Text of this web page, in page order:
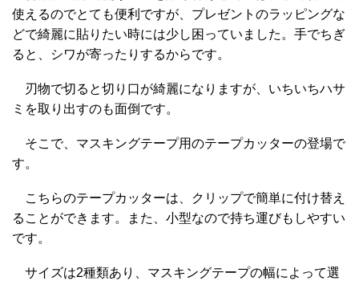
使えるのでとても便利ですが、プレゼントのラッピングな
どで綺麗に貼りたい時には少し困っていました。手でちぎ
ると、シワが寄ったりするからです。
刃物で切ると切り口が綺麗になりますが、いちいちハサ
ミを取り出すのも面倒です。
そこで、マスキングテープ用のテープカッターの登場で
す。
こちらのテープカッターは、クリップで簡単に付け替え
ることができます。また、小型なので持ち運びもしやすい
です。
サイズは2種類あり、マスキングテープの幅によって選